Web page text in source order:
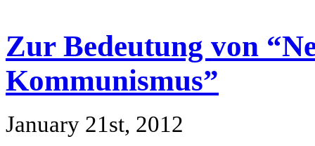
Zur Bedeutung von
Kommunismus”
January 21st, 2012